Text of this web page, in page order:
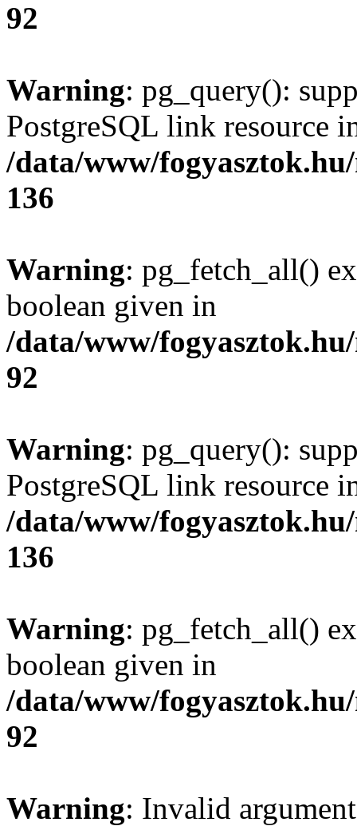
92
Warning: pg_query():
PostgreSQL link resource
/data/www/
136
Warning: pg_fetch_all()
boolean given in
/data/www/
92
Warning: pg_query():
PostgreSQL link resource
/data/www/
136
Warning: pg_fetch_all()
boolean given in
/data/www/
92
Warning: Invalid